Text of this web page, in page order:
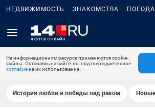
НЕДВИЖИМОСТЬ ЗНАКОМСТВА ПОГОДА
На информационном ресурсе применяются cookie-
файлы. Оставаясь на сайте, вы подтверждаете свое
согласиена их использование.
История любви и победы над раком